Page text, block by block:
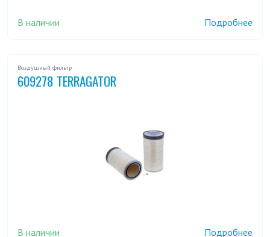
В наличии Подробнее
Воздушный фильтр
609278 TERRAGATOR
В наличии Подробнее